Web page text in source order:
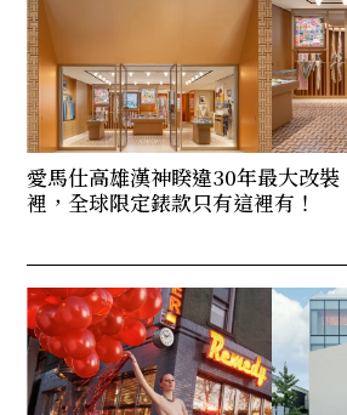
愛馬仕高雄漢神睽違30年最大改
裡，全球限定錶款只有這裡有！